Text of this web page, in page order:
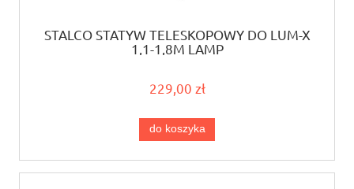
STALCO STATYW TELESKOPOWY DO LUM-X
1,1-1,8M LAMP
229,00 zł
do koszyka